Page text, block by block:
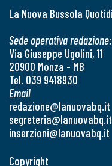
La Nuova Bussola
Sede operativa redazione:
Via Giuseppe Ugolini, 11
20900 Monza - MB
Tel. 039 9418930
Email
redazione@lanuovabq.it
segreteria@lanuovabq.it
inserzioni@lanuovabq.it
Copyright